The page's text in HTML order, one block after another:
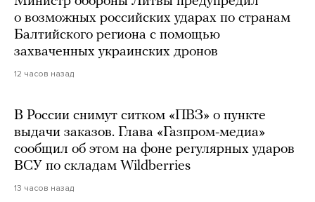
о возможных российских ударах по странам
Балтийского региона с помощью
захваченных украинских дронов
12 часов назад
В России снимут ситком «ПВЗ» о пункте
выдачи заказов. Глава «Газпром-медиа»
сообщил об этом на фоне регулярных ударов
ВСУ по складам Wildberries
13 часов назад